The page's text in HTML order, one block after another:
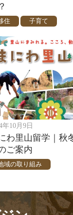
住 子育て
年10月9日
わ里山留学｜秋
ご案内
域の取り組み